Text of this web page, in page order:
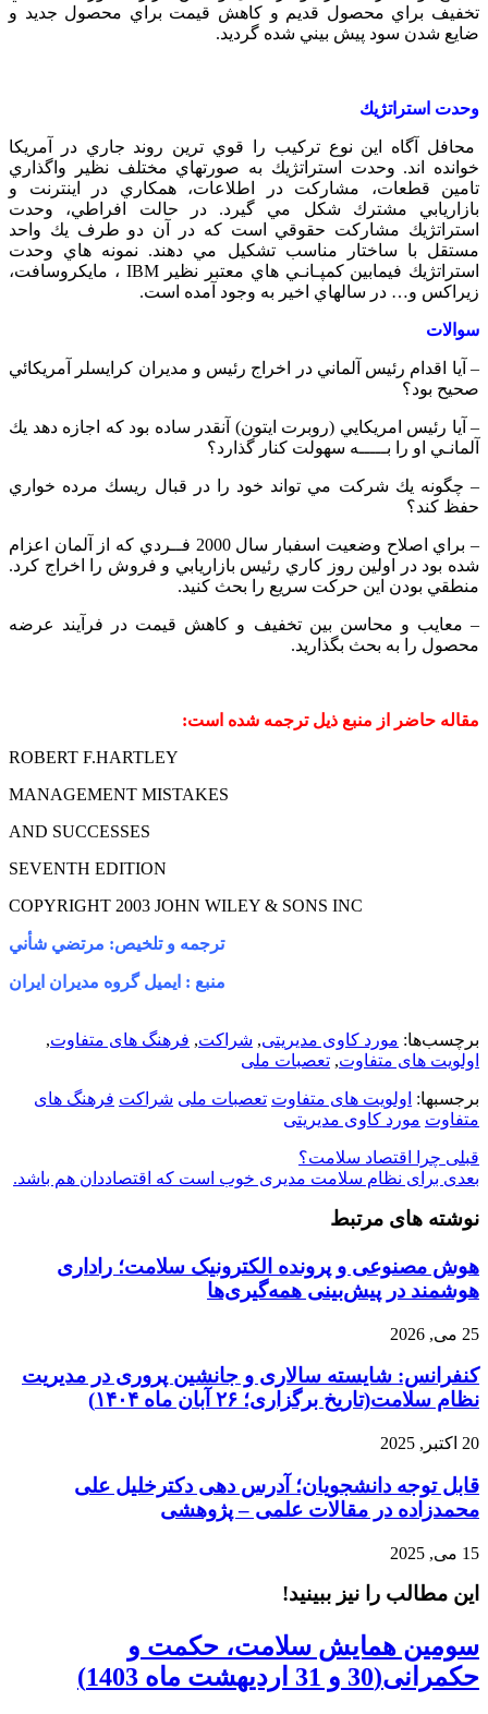
تخفيف براي محصول قديم و كاهش قيمت براي محصول جديد و
ضايع شدن سود پيش بيني شده گرديد.
وحدت استراتژيك
محافل آگاه اين نوع تركيب را قوي ترين روند جاري در آمريكا
خوانده اند. وحدت استراتژيك به صورتهاي مختلف نظير واگذاري
تامين قطعات، مشاركت در اطلاعات، همكاري در اينترنت و
بازاريابي مشترك شكل مي گيرد. در حالت افراطي، وحدت
استراتژيك مشاركت حقوقي است كه در آن دو طرف يك واحد
مستقل با ساختار مناسب تشكيل مي دهند. نمونه هاي وحدت
استراتژيك فيمابين كمپـانـي هاي معتبر نظير IBM ، مايكروسافت،
زيراكس و… در سالهاي اخير به وجود آمده است.
سوالات
– آيا اقدام رئيس آلماني در اخراج رئيس و مديران كرايسلر آمريكائي
صحيح بود؟
– آيا رئيس امريكايي (روبرت ايتون) آنقدر ساده بود كه اجازه دهد يك
آلمانـي او را بـــــه سهولت كنار گذارد؟
– چگونه يك شركت مي تواند خود را در قبال ريسك مرده خواري
حفظ كند؟
– براي اصلاح وضعيت اسفبار سال 2000 فــردي كه از آلمان اعزام
شده بود در اولين روز كاري رئيس بازاريابي و فروش را اخراج كرد.
منطقي بودن اين حركت سريع را بحث كنيد.
– معايب و محاسن بين تخفيف و كاهش قيمت در فرآيند عرضه
محصول را به بحث بگذاريد.
مقاله حاضر از منبع ذيل ترجمه شده است:
ROBERT F.HARTLEY
SEVENTH EDITION
ترجمه و تلخيص: مرتضي شأني
منبع : ایمیل گروه مدیران ایران
برچسب‌ها: مورد کاوی مدیریتی, شراکت, فرهنگ های متفاوت,
اولویت های متفاوت, تعصبات ملی
برجسبها: اولویت های متفاوت تعصبات ملی شراکت فرهنگ های
متفاوت مورد کاوی مدیریتی
قبلی چرا اقتصاد سلامت؟
بعدی برای نظام سلامت مدیری خوب است که اقتصاددان هم باشد.
نوشته های مرتبط
هوش مصنوعی و پرونده الکترونیک سلامت؛ راداری
هوشمند در پیش‌بینی همه‌گیری‌ها
25 می, 2026
کنفرانس: شایسته سالاری و جانشین پروری در مدیریت
نظام سلامت(تاریخ برگزاری؛ ۲۶ آبان ماه ۱۴۰۴)
20 اکتبر, 2025
قابل توجه دانشجویان؛ آدرس دهی دکترخلیل علی
محمدزاده در مقالات علمی – پژوهشی
15 می, 2025
این مطالب را نیز ببینید!
سومین همایش سلامت، حکمت و
حکمرانی(30 و 31 اردیهشت ماه 1403)